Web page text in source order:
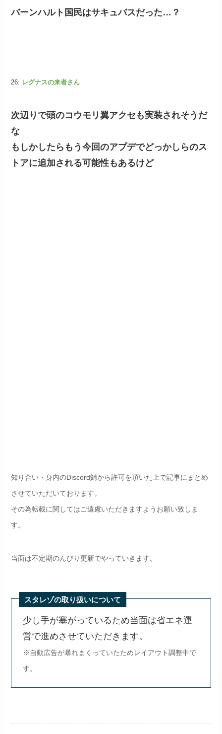
バーンハルト国民はサキュバスだった…？
26: レグナスの来者さん
次辺りで頭のコウモリ翼アクセも実装されそうだ
な
もしかしたらもう今回のアプデでどっかしらのス
トアに追加される可能性もあるけど
知り合い・身内のDiscord鯖から許可を頂いた上で記事にまとめ
させていただいております。
その為転載に関してはご遠慮いただきますようお願い致しま
す。
当面は不定期のんびり更新でやっていきます。
スタレゾの取り扱いについて
少し手が塞がっているため当面は省エネ運
営で進めさせていただきます。
※自動広告が暴れまくっていたためレイアウト調整中で
す。